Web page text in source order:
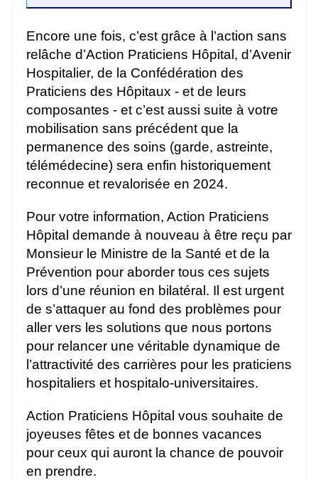
Encore une fois, c’est grâce à l’action sans
relâche d’Action Praticiens Hôpital, d’Avenir
Hospitalier, de la Confédération des
Praticiens des Hôpitaux - et de leurs
composantes - et c’est aussi suite à votre
mobilisation sans précédent que la
permanence des soins (garde, astreinte,
télémédecine) sera enfin historiquement
reconnue et revalorisée en 2024.
Pour votre information, Action Praticiens
Hôpital demande à nouveau à être reçu par
Monsieur le Ministre de la Santé et de la
Prévention pour aborder tous ces sujets
lors d’une réunion en bilatéral. Il est urgent
de s’attaquer au fond des problèmes pour
aller vers les solutions que nous portons
pour relancer une véritable dynamique de
l’attractivité des carrières pour les praticiens
hospitaliers et hospitalo-universitaires.
Action Praticiens Hôpital vous souhaite de
joyeuses fêtes et de bonnes vacances
pour ceux qui auront la chance de pouvoir
en prendre.